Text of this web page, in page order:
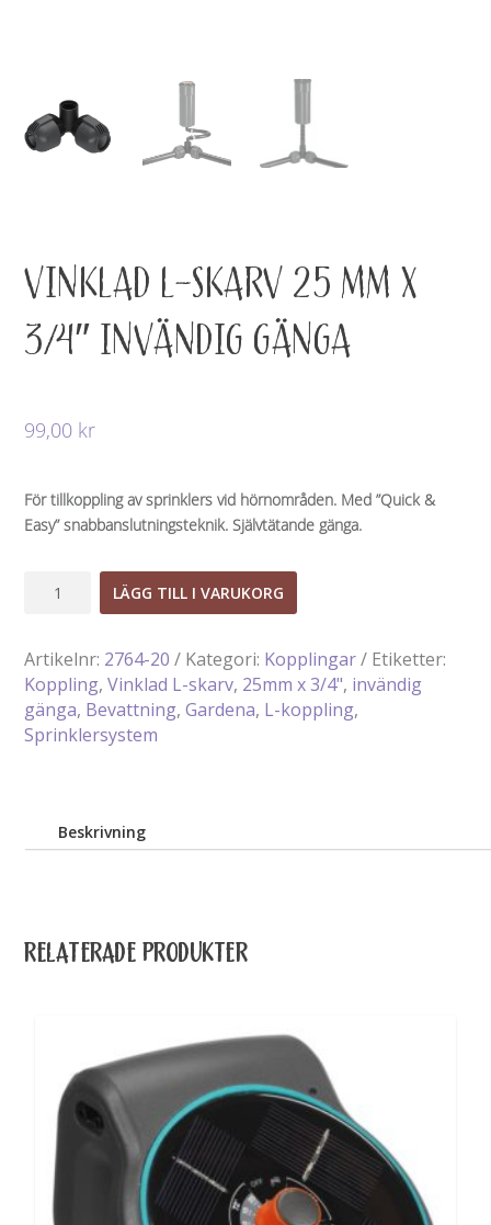
VINKLAD L-SKARV 25 MM X
3/4″ INVÄNDIG GÄNGA
99,00 kr
För tillkoppling av sprinklers vid hörnområden. Med ”Quick &
Easy” snabbanslutningsteknik. Självtätande gänga.
25
mm
x
3/4"
LÄGG TILL I VARUKORG
Artikelnr: 2764-20 Kategori: Kopplingar
Etiketter:
Koppling,Vinklad L-skarv, 25mm x 3/4", invändig
gänga, Bevattning,Gardena, L-koppling,
Sprinklersystem
Beskrivning
RELATERADE PRODUKTER